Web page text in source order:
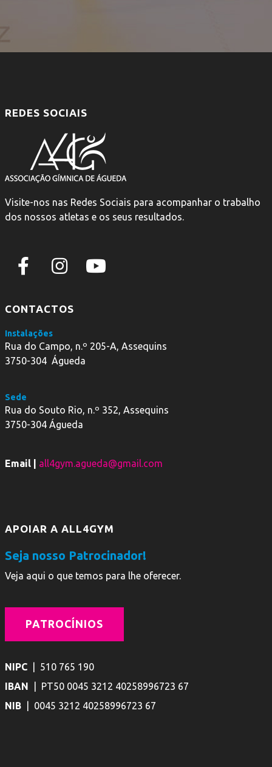
REDES SOCIAIS
Visite-nos nas Redes Sociais para acompanhar o trabalho
dos nossos atletas e os seus resultados.
CONTACTOS
Instalações
Rua do Campo, n.º 205-A, Assequins
3750-304 Águeda
Sede
Rua do Souto Rio, n.º 352, Assequins
3750-304 Águeda
Email | all4gym.agueda@gmail.com
APOIAR A ALL4GYM
Seja nosso Patrocinador!
Veja aqui o que temos para lhe oferecer.
PATROCÍNIOS
NIPC | 510 765 190
IBAN | PT50 0045 3212 40258996723 67
NIB
| 0045 3212 40258996723 67